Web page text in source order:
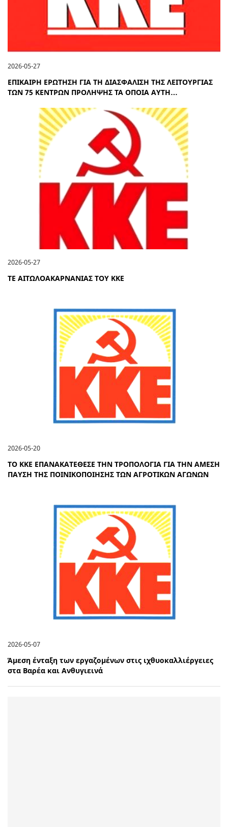
2026-05-27
ΕΠΙΚΑΙΡΗ ΕΡΩΤΗΣΗ ΓΙΑ ΤΗ ΔΙΑΣΦΑΛΙΣΗ ΤΗΣ ΛΕΙΤΟΥΡΓΙΑΣ
ΤΩΝ 75 ΚΕΝΤΡΩΝ ΠΡΟΛΗΨΗΣ ΤΑ ΟΠΟΙΑ ΑΥΤΗ…
2026-05-27
ΤΕ ΑΙΤΩΛΟΑΚΑΡΝΑΝΙΑΣ ΤΟΥ ΚΚΕ
2026-05-20
ΤΟ ΚΚΕ ΕΠΑΝΑΚΑΤΕΘΕΣΕ ΤΗΝ ΤΡΟΠΟΛΟΓΙΑ ΓΙΑ ΤΗΝ ΑΜΕΣΗ
ΠΑΥΣΗ ΤΗΣ ΠΟΙΝΙΚΟΠΟΙΗΣΗΣ ΤΩΝ ΑΓΡΟΤΙΚΩΝ ΑΓΩΝΩΝ
2026-05-07
Άμεση ένταξη των εργαζομένων στις ιχθυοκαλλιέργειες
στα Βαρέα και Ανθυγιεινά